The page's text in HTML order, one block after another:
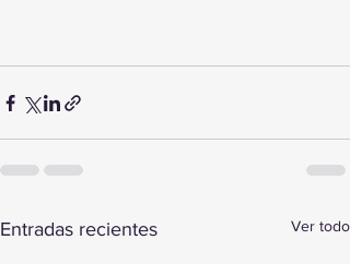
Entradas recientes Ver todo